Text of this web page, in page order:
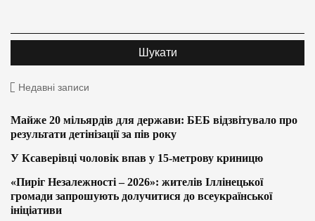
Недавні записи
Майже 20 мільярдів для держави: БЕБ відзвітувало про
результати детінізації за пів року
У Ксаверівці чоловік впав у 15-метрову криницю
«Пиріг Незалежності – 2026»: жителів Іллінецької
громади запрошують долучитися до всеукраїнської
ініціативи